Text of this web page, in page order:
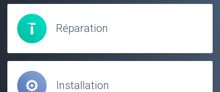
Réparation
Installation